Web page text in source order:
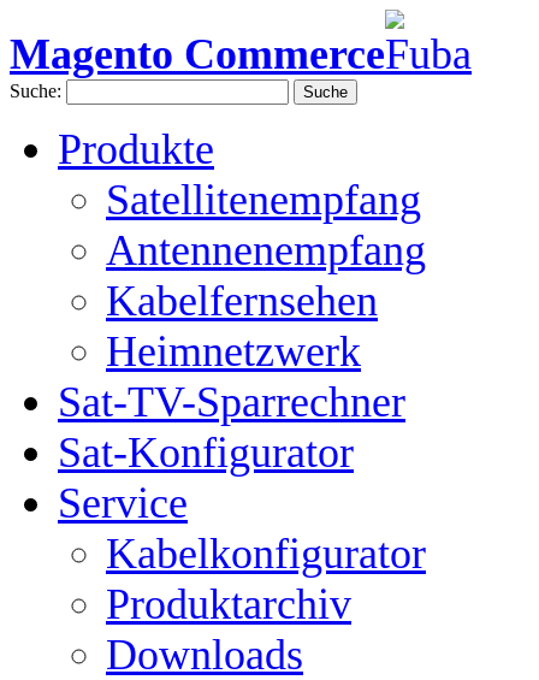
Magento Commerce
Suche: Suche
Produkte
Satellitenempfang
Antennenempfang
Kabelfernsehen
Heimnetzwerk
Sat-TV-Sparrechner
Sat-Konfigurator
Service
Kabelkonfigurator
Produktarchiv
Downloads